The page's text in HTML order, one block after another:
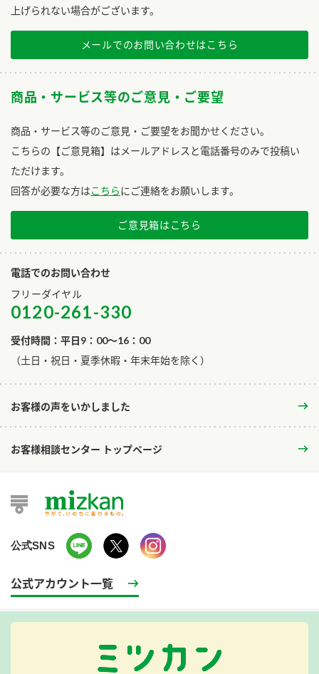
上げられない場合がございます。
メールでのお問い合わせはこちら
商品・サービス等のご意見・ご要望
商品・サービス等のご意見・ご要望をお聞かせください。
こちらの【ご意見箱】はメールアドレスと電話番号のみで投稿い
ただけます。
回答が必要な方はこちらにご連絡をお願いします。
ご意見箱はこちら
電話でのお問い合わせ
フリーダイヤル
0120-261-330
受付時間：平日9：00～16：00
​（土日・祝日・夏季休暇・年末年始を除く）
お客様の声をいかしました
お客様相談センター トップページ
公式SNS
公式アカウント一覧